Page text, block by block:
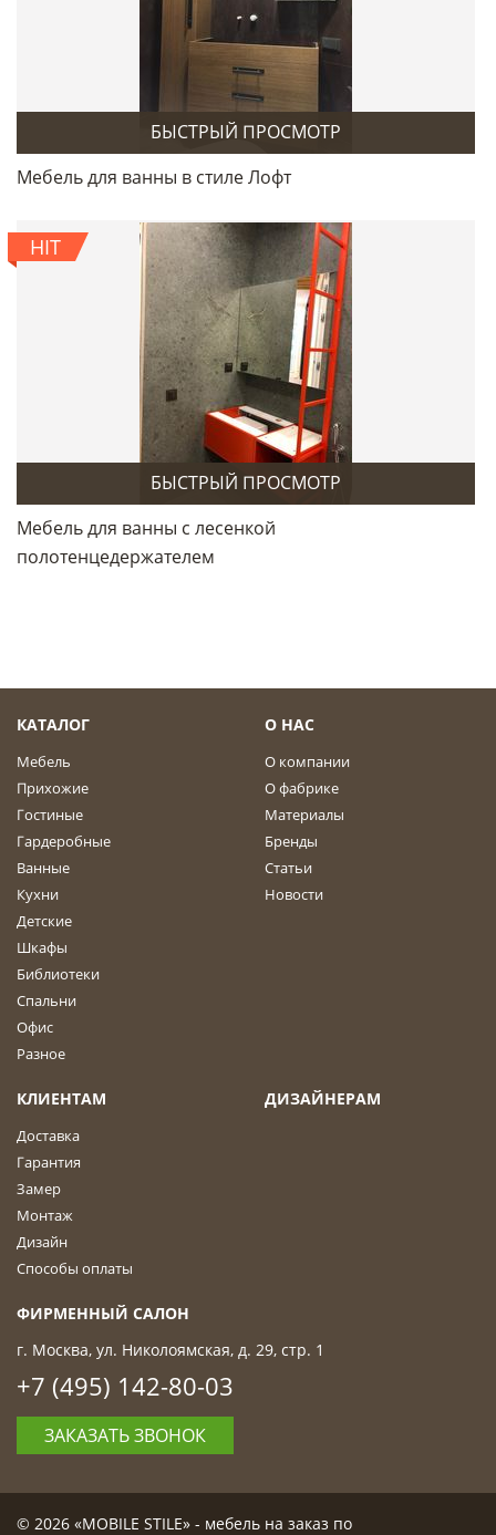
БЫСТРЫЙ ПРОСМОТР
Мебель для ванны в стиле Лофт
БЫСТРЫЙ ПРОСМОТР
Мебель для ванны с лесенкой
полотенцедержателем
HIT
КАТАЛОГ
Мебель
Прихожие
Гостиные
Гардеробные
Ванные
Кухни
Детские
Шкафы
Библиотеки
Спальни
Офис
Разное
О НАС
О компании
О фабрике
Материалы
Бренды
Статьи
Новости
КЛИЕНТАМ
Доставка
Гарантия
Замер
Монтаж
Дизайн
Способы оплаты
ДИЗАЙНЕРАМ
ФИРМЕННЫЙ САЛОН
г. Москва, ул. Николоямская, д. 29, стр. 1
+7 (495) 142-80-03
ЗАКАЗАТЬ ЗВОНОК
© 2026 «MOBILE STILE» - мебель на заказ по